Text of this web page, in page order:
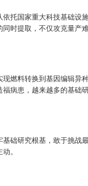
托国家重大科技基础设
同时提取，不仅攻克量产
料转换到基因编辑异
病患，越来越多的基础
研究根基，敢于挑战
。